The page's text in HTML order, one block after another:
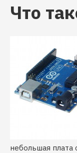
Что
небольшая